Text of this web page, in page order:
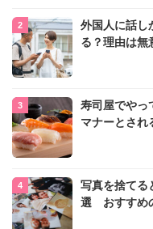
外国人に話し
る？理由は無
寿司屋でや
マナーとされ
写真を捨てる
選 おすすめ